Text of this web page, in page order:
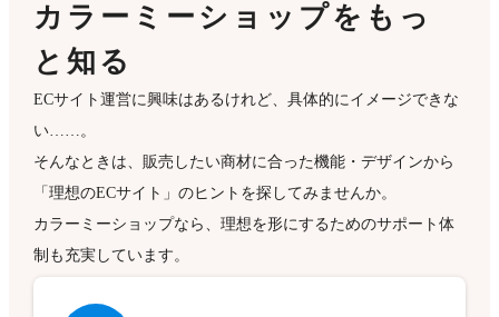
カラーミーショップをもっ
と知る
ECサイト運営に興味はあるけれど、具体的にイメージできな
い……。
そんなときは、販売したい商材に合った機能・デザインから
「理想のECサイト」のヒントを探してみませんか。
カラーミーショップなら、理想を形にするためのサポート体
制も充実しています。